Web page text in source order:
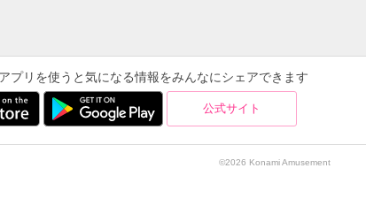
プリを使うと気になる情報をみんなにシェアできます
公式サイト
©2026 Konami Amusement